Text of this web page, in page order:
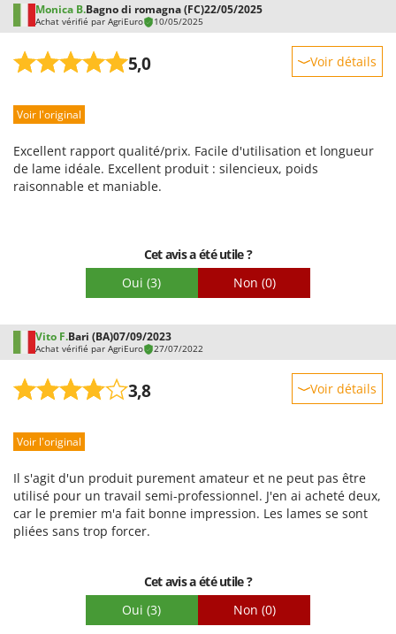
Monica B.Bagno di romagna (FC)22/05/2025
Achat vérifié par AgriEuro 10/05/2025
5,0 Voir détails
Prestations
Qualité / Prix
Facilité de montage
Voir l'original
Excellent rapport qualité/prix. Facile d'utilisation et longueur
de lame idéale. Excellent produit : silencieux, poids
raisonnable et maniable.
Cet avis a été utile ?
Oui (3) Non (0)
Vito F.Bari (BA)07/09/2023
Achat vérifié par AgriEuro 27/07/2022
3,8 Voir détails
Prestations
Qualité / Prix
Facilité de montage
Voir l'original
Il s'agit d'un produit purement amateur et ne peut pas être
utilisé pour un travail semi-professionnel. J'en ai acheté deux,
car le premier m'a fait bonne impression. Les lames se sont
pliées sans trop forcer.
Cet avis a été utile ?
Oui (3) Non (0)